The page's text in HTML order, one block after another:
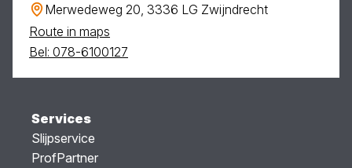
Merwedeweg 20, 3336 LG Zwijndrecht
Route in maps
Bel: 078-6100127
Services
Slijpservice
ProfPartner